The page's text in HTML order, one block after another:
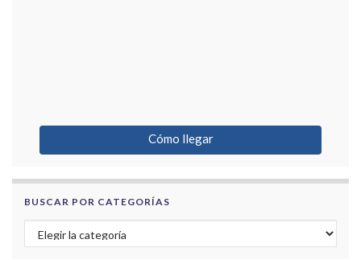
Cómo llegar
BUSCAR POR CATEGORÍAS
Buscar por categorías